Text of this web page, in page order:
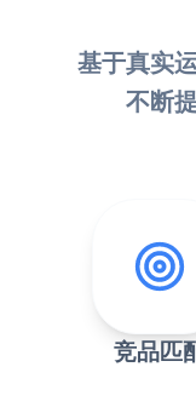
基于真实
不断
竞品匹